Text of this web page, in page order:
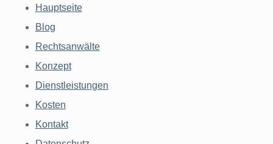
Hauptseite
Blog
Rechtsanwälte
Konzept
Dienstleistungen
Kosten
Kontakt